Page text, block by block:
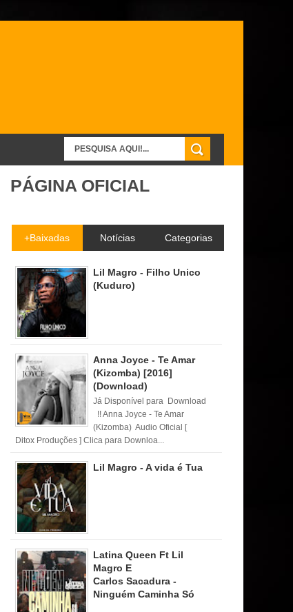
PÁGINA OFICIAL
+Baixadas Notícias Categorias
Lil Magro - Filho Unico
(Kuduro)
Anna Joyce - Te Amar
(Kizomba) [2016]
(Download)
Já Disponível para Download
!! Anna Joyce - Te Amar
(Kizomba) Audio Oficial [
Ditox Produções ] Clica para Downloa...
Lil Magro - A vida é Tua
Latina Queen Ft Lil
Magro E
Carlos Sacadura -
Ninguém Caminha Só